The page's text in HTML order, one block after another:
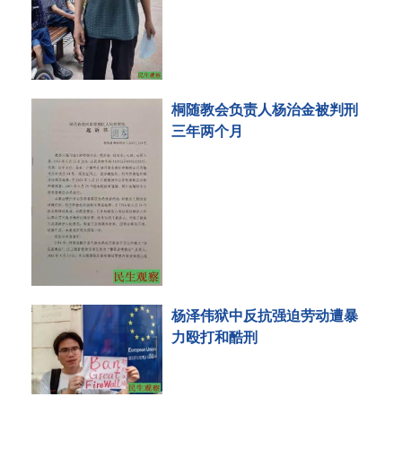
桐随教会负责人杨治金被判刑
三年两个月
杨泽伟狱中反抗强迫劳动遭暴
力殴打和酷刑